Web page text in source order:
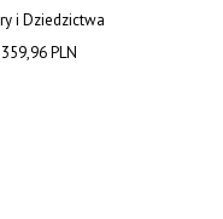
i Dziedzictwa
PLN